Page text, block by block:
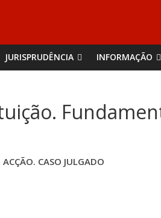
JURISPRUDÊNCIA INFORMAÇÃO
CASO JULGADO